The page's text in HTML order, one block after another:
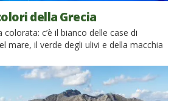
della Grecia
c’è il bianco delle case di
mare, il verde degli ulivi e della macchia
giallo del sole. È un luogo pieno di vita,